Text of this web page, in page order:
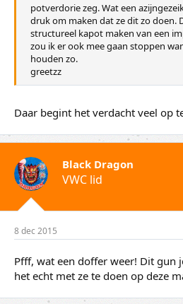
potverdorie zeg. Wat een
druk om maken dat ze dit zo doen.
structureel kapot maken van een
zou ik er ook mee gaan stoppen
houden zo.
greetzz
Daar begint het verdacht veel op
Black Dragon
VWC lid
8 dec 2015
Pfff, wat een doffer weer! Dit gun
het echt met ze te doen op deze